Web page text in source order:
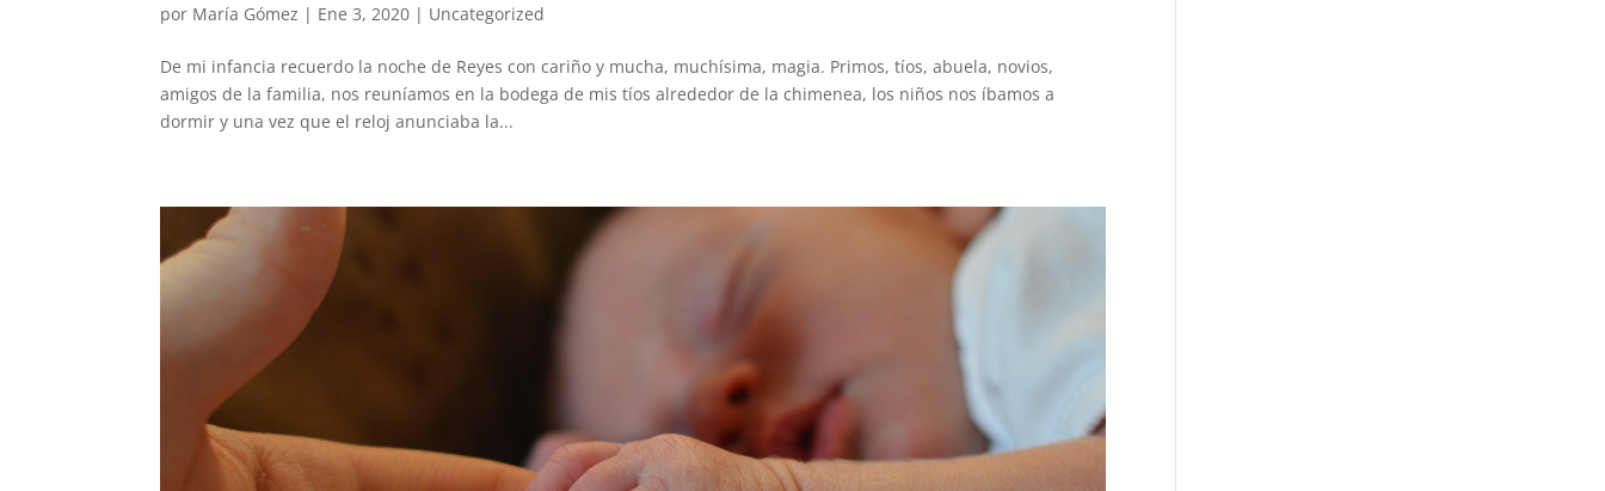
por María Gómez | Ene 3, 2020 | Uncategorized
De mi infancia recuerdo la noche de Reyes con cariño y mucha, muchísima, magia. Primos, tíos, abuela, novios,
amigos de la familia, nos reuníamos en la bodega de mis tíos alrededor de la chimenea, los niños nos íbamos a
dormir y una vez que el reloj anunciaba la...